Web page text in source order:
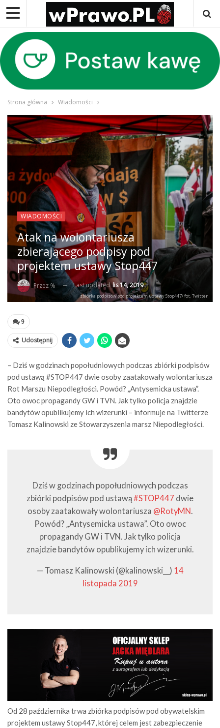
Strona główna Wiadomości
WIADOMOŚCI
Atak na wolontariusza
zbierającego podpisy pod
projektem ustawy Stop447
Przez % Last updatedlis 14, 2019
zbiórka podpisów pod projektem ustawy Stop447/ fot. Twitter
9
Udostępnij
– Dziś w godzinach popołudniowych podczas zbiórki podpisów
pod ustawą #STOP447 dwie osoby zaatakowały wolontariusza
Rot Marszu Niepodległości. Powód? „Antysemicka ustawa”.
Oto owoc propagandy GW i TVN. Jak tylko policja znajdzie
bandytów opublikujemy ich wizerunki – informuje na Twitterze
Tomasz Kalinowski ze Stowarzyszenia marsz Niepodległości.
Dziś w godzinach popołudniowych podczas
zbiórki podpisów pod ustawą#STOP447 dwie
osoby zaatakowały wolontariusza @RotyMN.
Powód? „Antysemicka ustawa”. Oto owoc
propagandy GW i TVN. Jak tylko policja
znajdzie bandytów opublikujemy ich wizerunki.
— Tomasz Kalinowski (@kalinowski__) 14
listopada 2019
Od 28 października trwa zbiórka podpisów pod obywatelskim
projektem ustawy Stop447, której celem jest zabezpieczenie